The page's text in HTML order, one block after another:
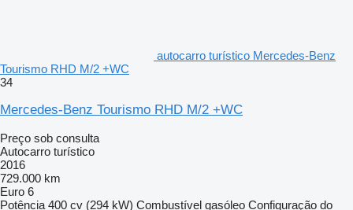
autocarro turístico Mercedes-Benz
Tourismo RHD M/2 +WC
34
Mercedes-Benz Tourismo RHD M/2 +WC
Preço sob consulta
Autocarro turístico
2016
729.000 km
Euro 6
Potência 400 cv (294 kW) Combustível gasóleo Configuração do